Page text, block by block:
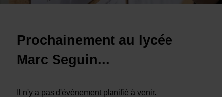
Prochainement au lycée
Marc Seguin...
Il n'y a pas d'événement planifié à venir.